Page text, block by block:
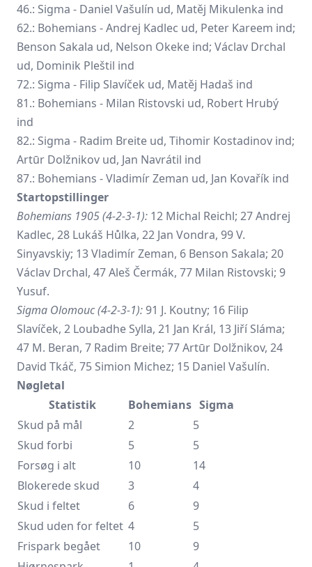
46.: Sigma - Daniel Vašulín ud, Matěj Mikulenka ind
62.: Bohemians - Andrej Kadlec ud, Peter Kareem ind;
Benson Sakala ud, Nelson Okeke ind; Václav Drchal
ud, Dominik Pleštil ind
72.: Sigma - Filip Slavíček ud, Matěj Hadaš ind
81.: Bohemians - Milan Ristovski ud, Robert Hrubý
ind
82.: Sigma - Radim Breite ud, Tihomir Kostadinov ind;
Artūr Dolžnikov ud, Jan Navrátil ind
87.: Bohemians - Vladimír Zeman ud, Jan Kovařík ind
Startopstillinger
Bohemians 1905 (4-2-3-1): 12 Michal Reichl; 27 Andrej
Kadlec, 28 Lukáš Hůlka, 22 Jan Vondra, 99 V.
Sinyavskiy; 13 Vladimír Zeman, 6 Benson Sakala; 20
Václav Drchal, 47 Aleš Čermák, 77 Milan Ristovski; 9
Yusuf.
Sigma Olomouc (4-2-3-1):91 J. Koutny; 16 Filip
Slavíček, 2 Loubadhe Sylla, 21 Jan Král, 13 Jiří Sláma;
47 M. Beran, 7 Radim Breite; 77 Artūr Dolžnikov, 24
David Tkáč, 75 Simion Michez; 15 Daniel Vašulín.
Nøgletal
Statistik
Bohemians Sigma
Skud på mål
2
5
Skud forbi
5
5
Forsøg i alt
10
14
Blokerede skud
3
4
Skud i feltet
6
9
Skud uden for feltet 4
5
Frispark begået
10
9